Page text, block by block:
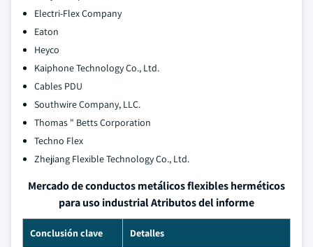
Electri-Flex Company
Eaton
Heyco
Kaiphone Technology Co., Ltd.
Cables PDU
Southwire Company, LLC.
Thomas " Betts Corporation
Techno Flex
Zhejiang Flexible Technology Co., Ltd.
Mercado de conductos metálicos flexibles herméticos
para uso industrial Atributos del informe
Conclusión clave Detalles